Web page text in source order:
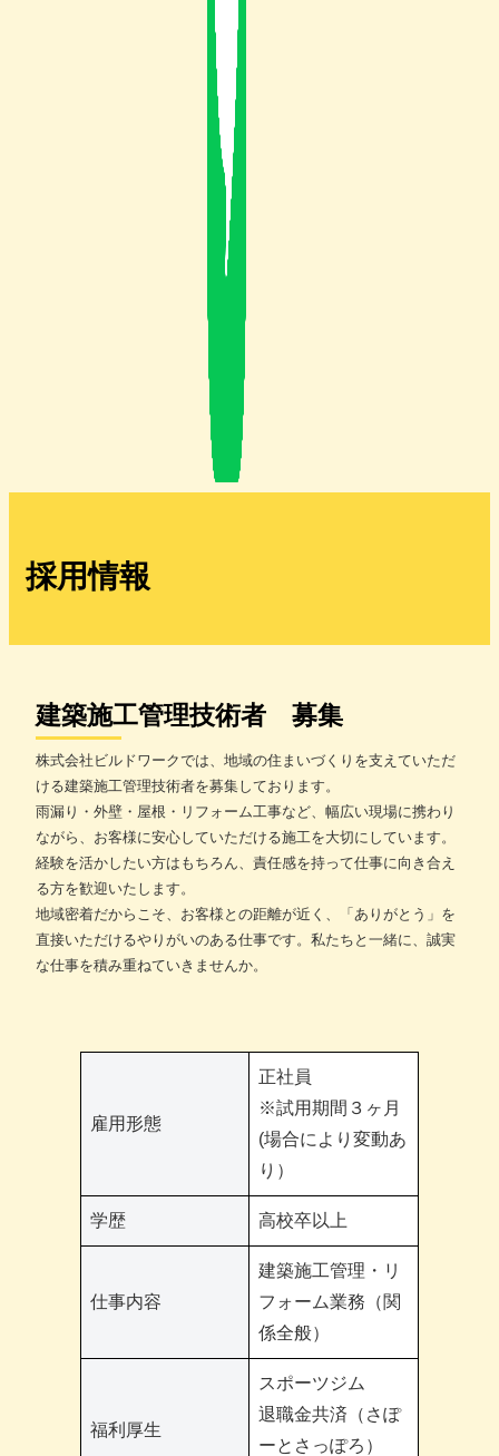
採用情報
建築施工管理技術者 募集
株式会社ビルドワークでは、地域の住まいづくりを支えていただ
ける建築施工管理技術者を募集しております。
雨漏り・外壁・屋根・リフォーム工事など、幅広い現場に携わり
ながら、お客様に安心していただける施工を大切にしています。
経験を活かしたい方はもちろん、責任感を持って仕事に向き合え
る方を歓迎いたします。
地域密着だからこそ、お客様との距離が近く、「ありがとう」を
直接いただけるやりがいのある仕事です。私たちと一緒に、誠実
な仕事を積み重ねていきませんか。
雇用形態
正社員
※試用期間３ヶ月
(場合により変動あ
り）
学歴 高校卒以上
仕事内容
建築施工管理・リ
フォーム業務（関
係全般）
福利厚生
スポーツジム
退職金共済（さぽ
ーとさっぽろ）